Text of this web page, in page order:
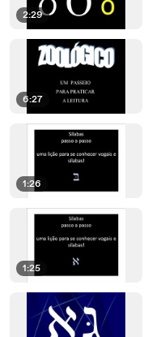
2:29
6:27
1:26
1:25